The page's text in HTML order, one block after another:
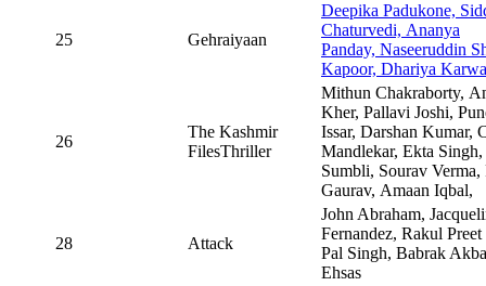
25 Gehraiyaan
Deepika Padukone,
Chaturvedi, Ananya
Panday, Naseeruddin
Kapoor, Dhariya Karwa
26
The Kashmir
FilesThriller
Mithun Chakraborty,
Kher, Pallavi Joshi,
Issar, Darshan Kumar,
Mandlekar, Ekta Singh,
Sumbli, Sourav
Gaurav, Amaan Iqbal,
28 Attack
John Abraham,
Fernandez, Rakul
Pal Singh, Babrak
Ehsas